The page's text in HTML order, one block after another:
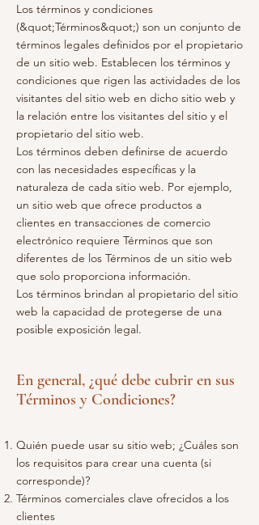
Los términos y condiciones
(&quot;Términos&quot;) son un conjunto de
términos legales definidos por el propietario
de un sitio web. Establecen los términos y
condiciones que rigen las actividades de los
visitantes del sitio web en dicho sitio web y
la relación entre los visitantes del sitio y el
propietario del sitio web.
Los términos deben definirse de acuerdo
con las necesidades específicas y la
naturaleza de cada sitio web. Por ejemplo,
un sitio web que ofrece productos a
clientes en transacciones de comercio
electrónico requiere Términos que son
diferentes de los Términos de un sitio web
que solo proporciona información.
Los términos brindan al propietario del sitio
web la capacidad de protegerse de una
posible exposición legal.
En general, ¿qué debe cubrir en sus
Términos y Condiciones?
Quién puede usar su sitio web; ¿Cuáles son
los requisitos para crear una cuenta (si
corresponde)?
Términos comerciales clave ofrecidos a los
clientes